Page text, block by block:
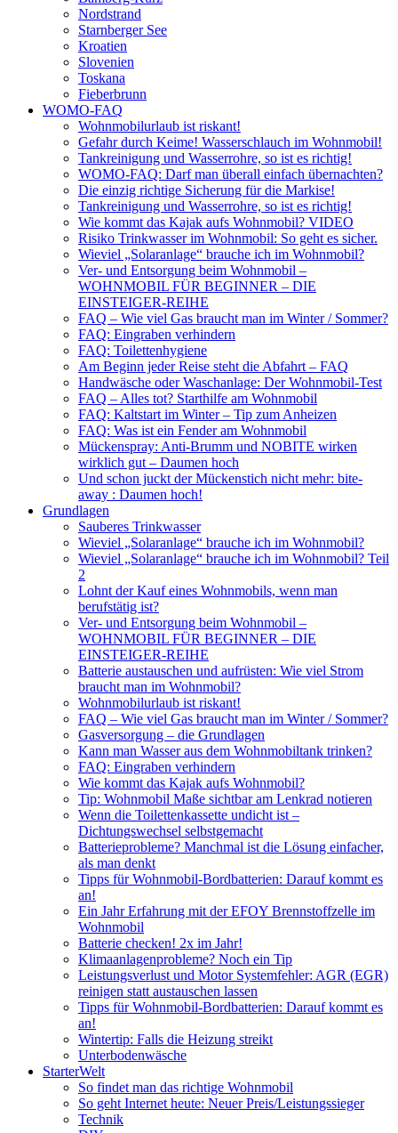
Nordstrand
Starnberger See
Kroatien
Slovenien
Toskana
Fieberbrunn
WOMO-FAQ
Wohnmobilurlaub ist riskant!
Gefahr durch Keime! Wasserschlauch im Wohnmobil!
Tankreinigung und Wasserrohre, so ist es richtig!
WOMO-FAQ: Darf man überall einfach übernachten?
Die einzig richtige Sicherung für die Markise!
Tankreinigung und Wasserrohre, so ist es richtig!
Wie kommt das Kajak aufs Wohnmobil? VIDEO
Risiko Trinkwasser im Wohnmobil: So geht es sicher.
Wieviel „Solaranlage“ brauche ich im Wohnmobil?
Ver- und Entsorgung beim Wohnmobil –
WOHNMOBIL FÜR BEGINNER – DIE
EINSTEIGER-REIHE
FAQ – Wie viel Gas braucht man im Winter / Sommer?
FAQ: Eingraben verhindern
FAQ: Toilettenhygiene
Am Beginn jeder Reise steht die Abfahrt – FAQ
Handwäsche oder Waschanlage: Der Wohnmobil-Test
FAQ – Alles tot? Starthilfe am Wohnmobil
FAQ: Kaltstart im Winter – Tip zum Anheizen
FAQ: Was ist ein Fender am Wohnmobil
Mückenspray: Anti-Brumm und NOBITE wirken
wirklich gut – Daumen hoch
Und schon juckt der Mückenstich nicht mehr: bite-
away : Daumen hoch!
Grundlagen
Sauberes Trinkwasser
Wieviel „Solaranlage“ brauche ich im Wohnmobil?
Wieviel „Solaranlage“ brauche ich im Wohnmobil? Teil
2
Lohnt der Kauf eines Wohnmobils, wenn man
berufstätig ist?
Ver- und Entsorgung beim Wohnmobil –
WOHNMOBIL FÜR BEGINNER – DIE
EINSTEIGER-REIHE
Batterie austauschen und aufrüsten: Wie viel Strom
braucht man im Wohnmobil?
Wohnmobilurlaub ist riskant!
FAQ – Wie viel Gas braucht man im Winter / Sommer?
Gasversorgung – die Grundlagen
Kann man Wasser aus dem Wohnmobiltank trinken?
FAQ: Eingraben verhindern
Wie kommt das Kajak aufs Wohnmobil?
Tip: Wohnmobil Maße sichtbar am Lenkrad notieren
Wenn die Toilettenkassette undicht ist –
Dichtungswechsel selbstgemacht
Batterieprobleme? Manchmal ist die Lösung einfacher,
als man denkt
Tipps für Wohnmobil-Bordbatterien: Darauf kommt es
an!
Ein Jahr Erfahrung mit der EFOY Brennstoffzelle im
Wohnmobil
Batterie checken! 2x im Jahr!
Klimaanlagenprobleme? Noch ein Tip
Leistungsverlust und Motor Systemfehler: AGR (EGR)
reinigen statt austauschen lassen
Tipps für Wohnmobil-Bordbatterien: Darauf kommt es
an!
Wintertip: Falls die Heizung streikt
Unterbodenwäsche
StarterWelt
So findet man das richtige Wohnmobil
So geht Internet heute: Neuer Preis/Leistungssieger
Technik